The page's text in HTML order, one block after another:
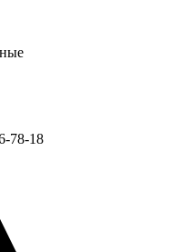
78-18